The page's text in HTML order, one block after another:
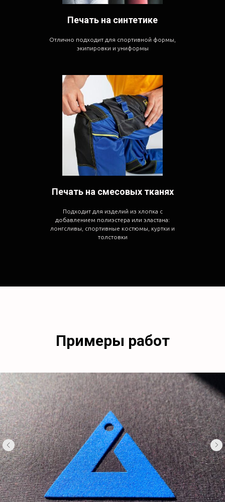
Печать на синтетике
Отлично подходит для спортивной формы,
экипировки и униформы
Печать на смесовых тканях
Подходит для изделий из хлопка с
добавлением полиэстера или эластана:
лонгсливы, спортивные костюмы, куртки и
толстовки
Примеры работ